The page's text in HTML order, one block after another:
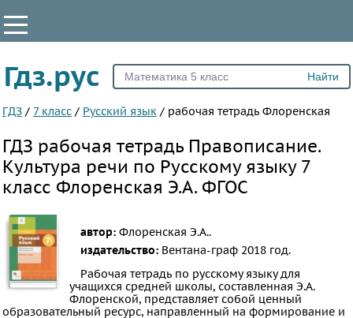
Все
1
3
4
5
6
7
8
9
10
Гдз.рус
ГДЗ / 7 класс / Русский язык / рабочая тетрадь Флоренская
ГДЗ рабочая тетрадь Правописание.
Культура речи по Русскому языку 7
класс Флоренская Э.А. ФГОС
автор: Флоренская Э.А..
издательство: Вентана-граф2018 год.
Рабочая тетрадь по русскому языку для
учащихся средней школы, составленная Э.А.
Флоренской, представляет собой ценный
образовательный ресурс, направленный на формирование и